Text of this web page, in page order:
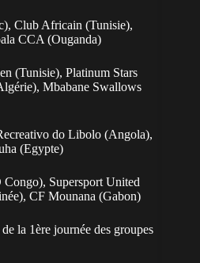
Club Africain (Tunisie),
CCA (Ouganda)
(Tunisie), Platinum Stars
Mbabane Swallows
do Libolo (Angola),
(Egypte)
Supersport United
CF Mounana (Gabon)
la 1ère journée des groupes